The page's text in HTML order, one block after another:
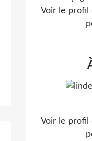
Voir le profil
Voir le profil